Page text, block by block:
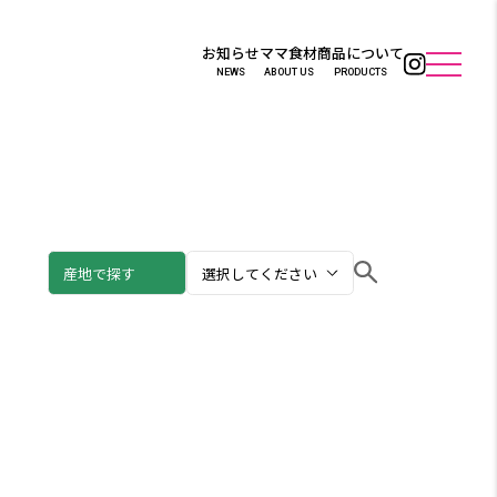
お知らせ
NEWS
ママ食材
ABOUT US
商品について
PRODUCTS